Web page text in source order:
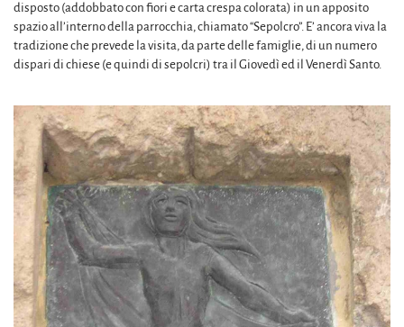
disposto (addobbato con fiori e carta crespa colorata) in un apposito
spazio all’interno della parrocchia, chiamato “Sepolcro”. E’ ancora viva la
tradizione che prevede la visita, da parte delle famiglie, di un numero
dispari di chiese (e quindi di sepolcri) tra il Giovedì ed il Venerdì Santo.